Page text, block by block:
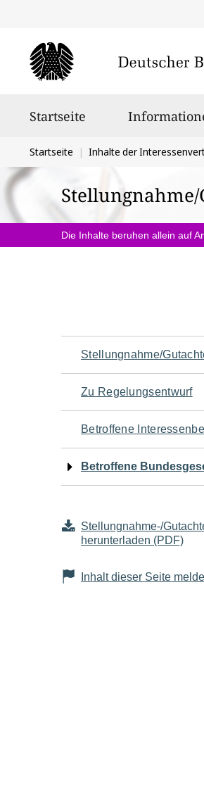
Startseite
Sie
befinden
sich
hier:
Startseite Inhalte der
Die Inhalte beruhen allein auf
Navigation
für
den
Seiteninhalt
Stellungnahme/
Zu Regelungsentwurf
Betroffene
Betroffene
Stellungnahme-/
herunterladen (PDF)
Inhalt dieser Seite